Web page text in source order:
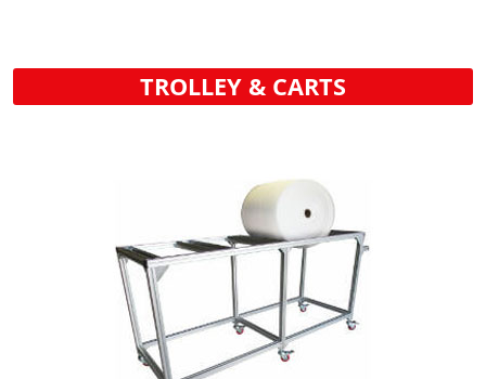
TROLLEY & CARTS